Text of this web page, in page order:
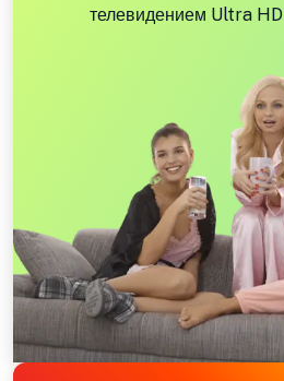
телевидением Ultra